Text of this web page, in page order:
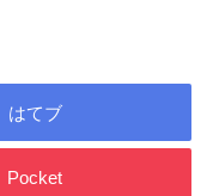
はてブ
Pocket